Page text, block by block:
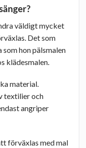
väldigt mycket
Det som
hon pälsmalen
klädesmalen.
material.
textilier och
angriper
förväxlas med mal